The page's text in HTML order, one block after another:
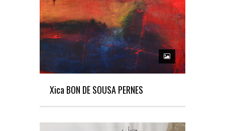
Xica BON DE SOUSA PERNES